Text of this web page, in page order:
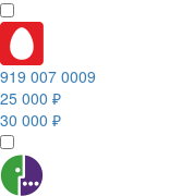
919 007 0009
25 000 ₽
30 000 ₽